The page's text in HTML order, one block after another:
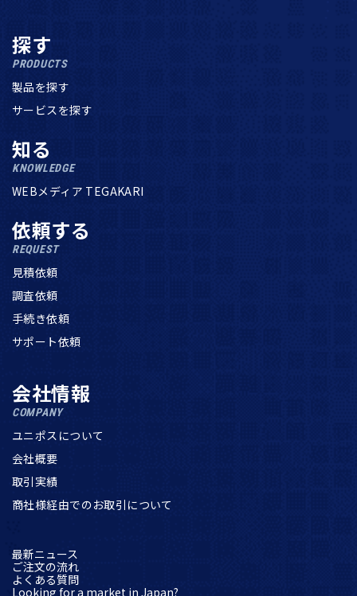
探す
PRODUCTS
製品を探す
サービスを探す
知る
KNOWLEDGE
WEBメディア TEGAKARI
依頼する
REQUEST
見積依頼
調査依頼
手続き依頼
サポート依頼
会社情報
COMPANY
ユニポスについて
会社概要
取引実績
商社様経由でのお取引について
最新ニュース
ご注文の流れ
よくある質問
Looking for a market in Japan?